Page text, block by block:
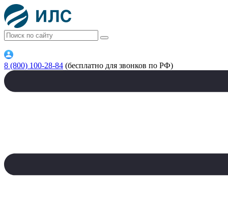
8 (800) 100-28-84 (бесплатно для звонков по РФ)